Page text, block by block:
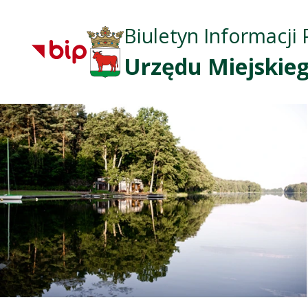
Biuletyn Informacji
Urzędu